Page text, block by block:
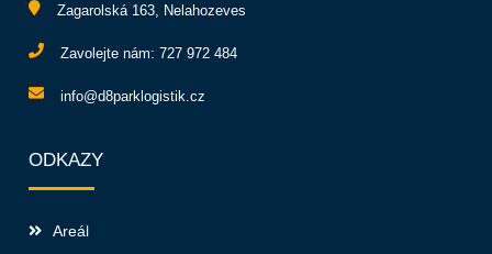
Zagarolská 163, Nelahozeves
Zavolejte nám:727 972 484
info@d8parklogistik.cz
ODKAZY
Areál